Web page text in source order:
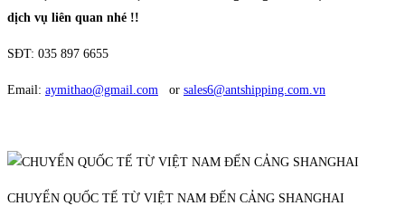
dịch vụ liên quan nhé !!
SĐT: 035 897 6655
Email: aymithao@gmail.com or sales6@antshipping.com.vn
CHUYỂN QUỐC TẾ TỪ VIỆT NAM ĐẾN CẢNG SHANGHAI